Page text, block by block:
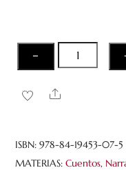
5
−
Minicuentos
y
fulgores.
Luis
Mateo
Share
ISBN:978-84-19453-07-5
MATERIAS:Cuentos,